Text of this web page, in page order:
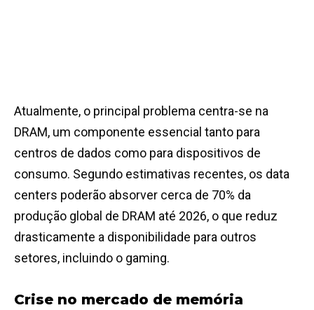
Atualmente, o principal problema centra-se na
DRAM, um componente essencial tanto para
centros de dados como para dispositivos de
consumo. Segundo estimativas recentes, os data
centers poderão absorver cerca de 70% da
produção global de DRAM até 2026, o que reduz
drasticamente a disponibilidade para outros
setores, incluindo o gaming.
Crise no mercado de memória